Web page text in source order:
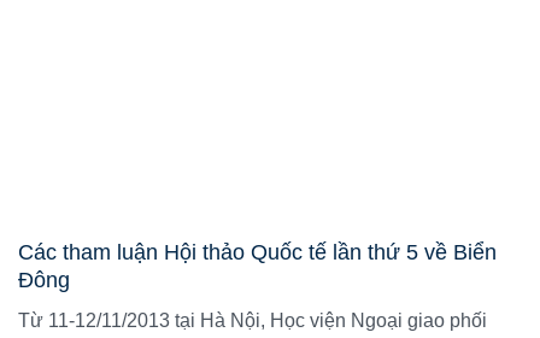
Các tham luận Hội thảo Quốc tế lần thứ 5 về Biển
Đông
Từ 11-12/11/2013 tại Hà Nội, Học viện Ngoại giao phối